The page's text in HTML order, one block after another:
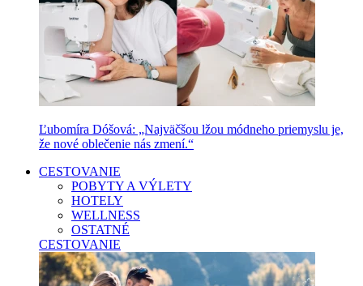
Ľubomíra Dóšová: „Najväčšou lžou módneho priemyslu je,
že nové oblečenie nás zmení.“
CESTOVANIE
POBYTY A VÝLETY
HOTELY
WELLNESS
OSTATNÉ
CESTOVANIE